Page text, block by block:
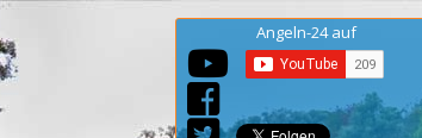
Angeln-24 auf